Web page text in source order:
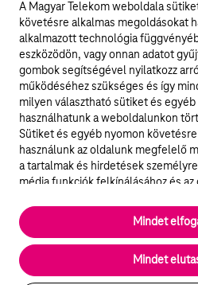
ÁSZF
Adatvédelem
Felhívások
Hírlevél
Közösségi média
Cookie beállítások
English
A Magyar Telekom weboldala
követésre alkalmas megoldásokat
alkalmazott technológia
eszközödön, vagy onnan adatot
gombok segítségével nyilatkozz
működéséhez szükséges és így
milyen választható sütiket és
használhatunk a weboldalunkon
Sütiket és egyéb nyomon
használunk az oldalunk megfelelő
a tartalmak és hirdetések
média funkciók felkínálásához és
elengedhetetlenek a weboldal
kikapcsolni őket a weboldal
statisztikai, vagy marketing célú
esetekben az oldalhasználattal
megosztjuk hirdetési és elemzési
Mindet
Mindet